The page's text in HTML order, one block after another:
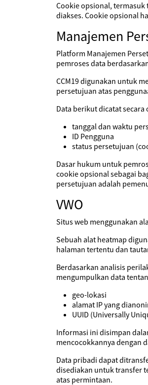
Cookie opsional,
diakses. Cookie opsional
Manajemen
Platform Manajemen
pemroses data
CCM19 digunakan untuk
persetujuan atas
Data berikut dicatat secara
tanggal dan waktu
ID Pengguna
status persetujuan
Dasar hukum untuk
cookie opsional sebagai
persetujuan adalah
VWO
Situs web menggunakan
Sebuah alat heatmap
halaman tertentu dan
Berdasarkan analisis
mengumpulkan data
geo-lokasi
alamat IP yang
UUID (Universally
Informasi ini disimpan
mencocokkannya dengan
Data pribadi dapat
disediakan untuk transfer
atas permintaan.